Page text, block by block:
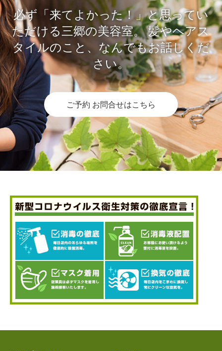
必ず「来てよかった！」と思ってい
ただける三郷の美容室。髪やヘアス
タイルのこと、なんでもお話しくだ
さい。
ご予約 お問合せはこちら